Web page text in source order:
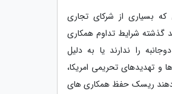
که بسیاری از شرکای تجاری
گذشته شرایط تداوم همکاری
را ندارند یا به دلیل
و تهدیدهای تحریمی امریکا،
ریسک حفظ همکاری های